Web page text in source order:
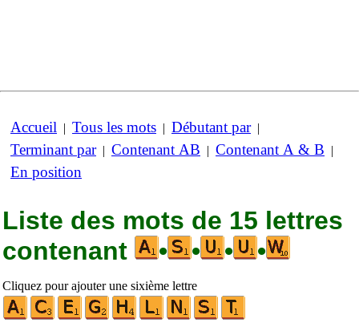
Accueil | Tous les mots | Débutant par|
Terminant par| Contenant AB | Contenant A & B |
En position
Liste des mots de 15 lettres
contenant
• • • •
Cliquez pour ajouter une sixième lettre